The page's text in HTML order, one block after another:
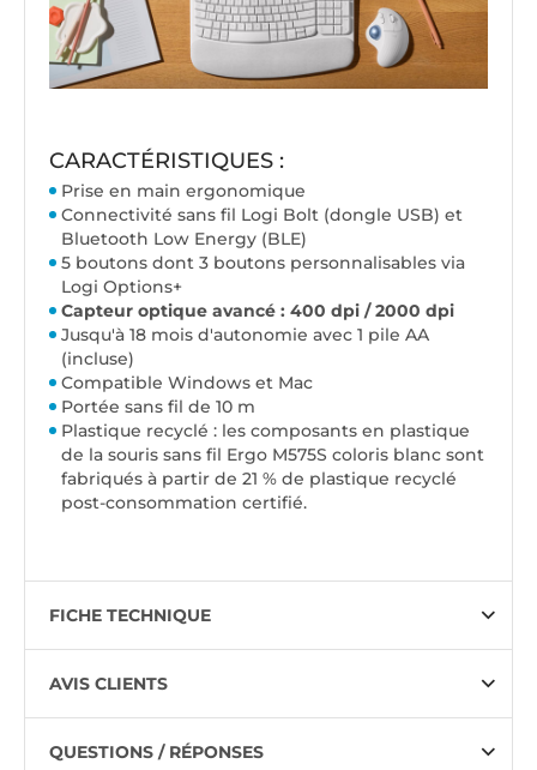
CARACTÉRISTIQUES :
Prise en main ergonomique
Connectivité sans fil Logi Bolt (dongle USB) et
Bluetooth Low Energy (BLE)
5 boutons dont 3 boutons personnalisables via
Logi Options+
Capteur optique avancé : 400 dpi / 2000 dpi
Jusqu'à 18 mois d'autonomie avec 1 pile AA
(incluse)
Compatible Windows et Mac
Portée sans fil de 10 m
Plastique recyclé : les composants en plastique
de la souris sans fil Ergo M575S coloris blanc sont
fabriqués à partir de 21 % de plastique recyclé
post-consommation certifié.
FICHE TECHNIQUE
AVIS CLIENTS
QUESTIONS / RÉPONSES